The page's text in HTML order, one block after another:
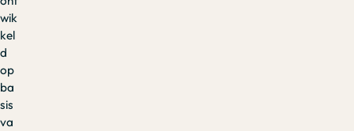
wik
kel
d
op
ba
sis
va